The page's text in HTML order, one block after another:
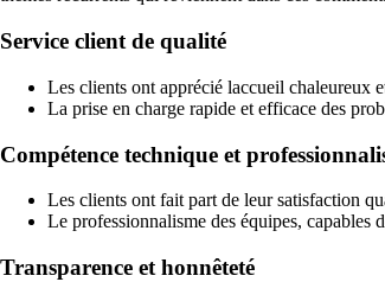
Service client de qualité
Les clients ont apprécié laccueil chaleureux
La prise en charge rapide et efficace des
Compétence technique et
Les clients ont fait part de leur satisfaction
Le professionnalisme des équipes, capables
Transparence et honnêteté